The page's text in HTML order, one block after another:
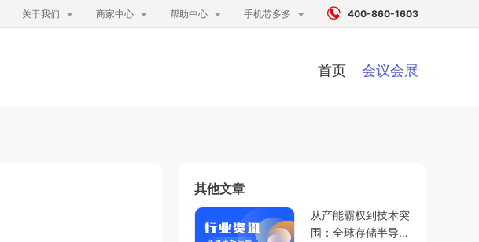
关于我们  商家中心  帮助中心  手机芯多多   400-860-1603
首页 会议会展
其他文章
从产能霸权到技术突
围：全球存储半导体